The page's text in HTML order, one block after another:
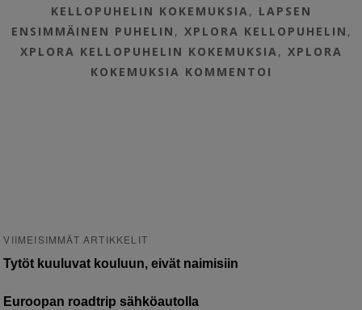
KELLOPUHELIN KOKEMUKSIA, LAPSEN
ENSIMMÄINEN PUHELIN , XPLORA KELLOPUHELIN ,
XPLORA KELLOPUHELIN KOKEMUKSIA,XPLORA
KOKEMUKSIA KOMMENTOI
VIIMEISIMMÄT ARTIKKELIT
Tytöt kuuluvat kouluun, eivät naimisiin
Euroopan roadtrip sähköautolla